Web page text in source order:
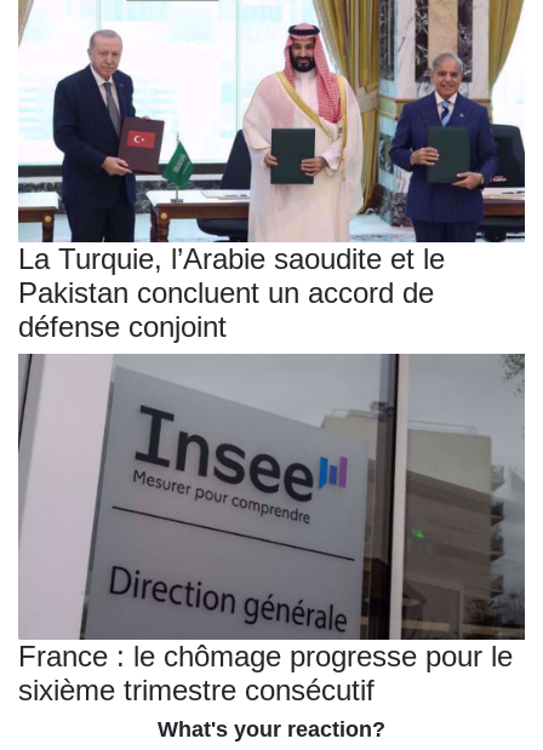
La Turquie, l’Arabie saoudite et le
Pakistan concluent un accord de
défense conjoint
France : le chômage progresse pour le
sixième trimestre consécutif